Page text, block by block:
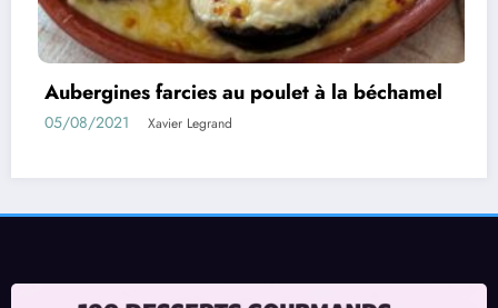
la béchamel Rouleaux d’aubergines farcies
01/08/2021